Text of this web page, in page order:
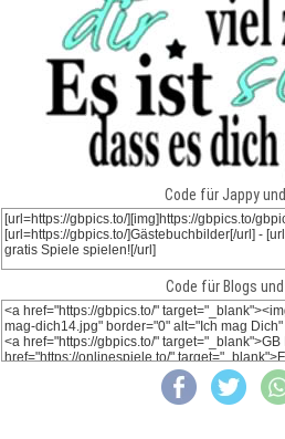
Code für Jappy und
Code für Blogs und